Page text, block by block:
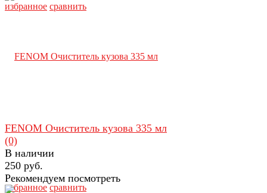
избранное сравнить
избранное сравнить
FENOM Очиститель кузова 335 мл
(0)
В наличии
250 руб.
Рекомендуем посмотреть